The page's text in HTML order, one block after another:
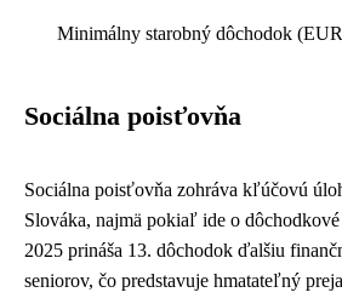
Minimálny starobný dôchodok
Sociálna poisťovňa
Sociálna poisťovňa zohráva kľúčovú
Slováka, najmä pokiaľ ide o
2025 prináša 13. dôchodok ďalšiu
seniorov, čo predstavuje hmatateľný